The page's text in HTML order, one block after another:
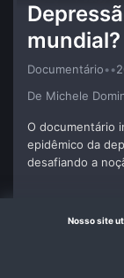
mundial?
Documentário••
De Michele
O documentário
epidêmico da
desafiando a
assunto com
neuro-
criando um
Nosso site